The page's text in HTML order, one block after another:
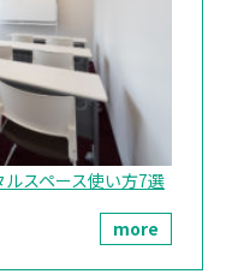
スペース使い方7選
more